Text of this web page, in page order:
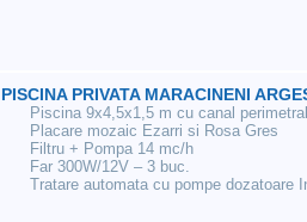
PISCINA PRIVATA MARACINENI
Piscina 9x4,5x1,5 m cu canal perimetral
Placare mozaic Ezarri si Rosa Gres
Filtru + Pompa 14 mc/h
Far 300W/12V – 3 buc.
Tratare automata cu pompe dozatoare